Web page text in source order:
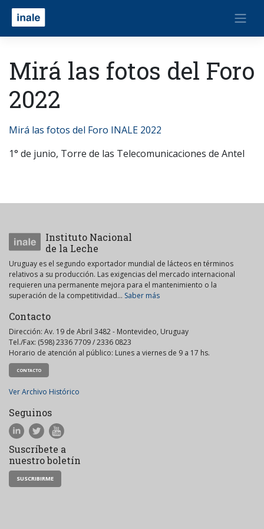
Mirá las fotos del Foro
2022
Mirá las fotos del Foro INALE 2022
1° de junio, Torre de las Telecomunicaciones de Antel
Instituto Nacional
de la Leche
Uruguay es el segundo exportador mundial de lácteos en términos
relativos a su producción. Las exigencias del mercado internacional
requieren una permanente mejora para el mantenimiento o la
superación de la competitividad... Saber más
Contacto
Dirección: Av. 19 de Abril 3482 - Montevideo, Uruguay
Tel./Fax: (598) 2336 7709 / 2336 0823
Horario de atención al público: Lunes a viernes de 9 a 17 hs.
CONTACTO
Ver Archivo Histórico
Seguinos
Suscríbete a
nuestro boletín
SUSCRIBIRME